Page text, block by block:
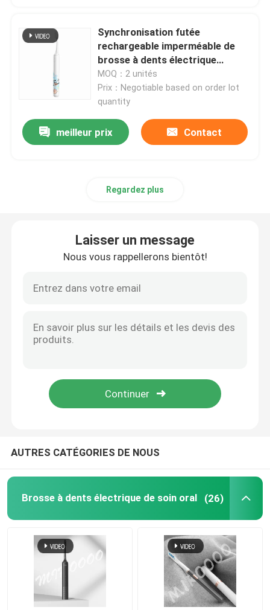
brosse à dents électrique rechargeable
Brosse à dents électrique adulte
Brosse à dents électrique d'enfants
Sonic Electric Toothbrush
Brosse à dents électrique intelligente
Synchronisation futée
rechargeable imperméable de
brosse à dents électrique
écologique pendant des années
de l'adolescence
MOQ：2 unités
Prix：Negotiable based on order lot
quantity
meilleur prix Contact
Regardez plus
Laisser un message
Nous vous rappellerons bientôt!
AUTRES CATÉGORIES DE NOUS
Brosse à dents électrique de soin oral (26)